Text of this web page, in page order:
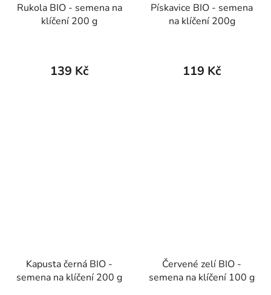
Rukola BIO - semena na
klíčení 200 g
139 Kč
Pískavice BIO - semena
na klíčení 200g
119 Kč
Kapusta černá BIO -
semena na klíčení 200 g
Červené zelí BIO -
semena na klíčení 100 g